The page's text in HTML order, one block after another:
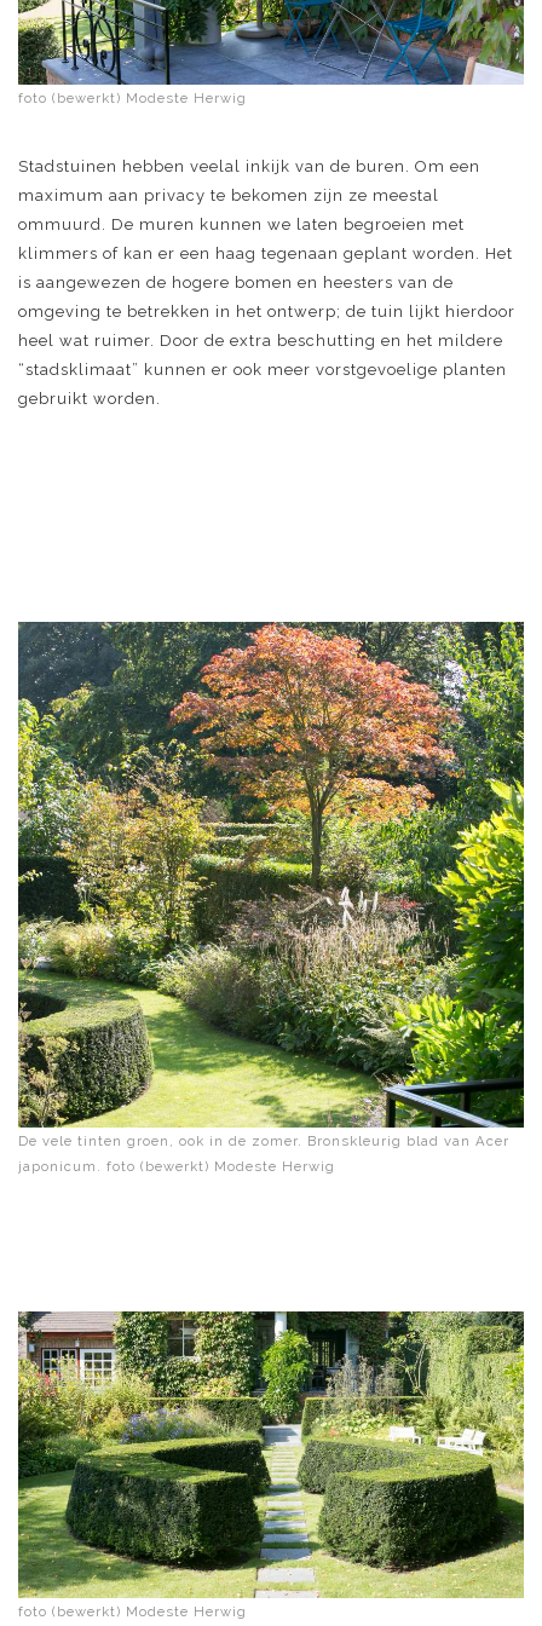
foto (bewerkt) Modeste Herwig
Stadstuinen hebben veelal inkijk van de buren. Om een
maximum aan privacy te bekomen zijn ze meestal
ommuurd. De muren kunnen we laten begroeien met
klimmers of kan er een haag tegenaan geplant worden. Het
is aangewezen de hogere bomen en heesters van de
omgeving te betrekken in het ontwerp; de tuin lijkt hierdoor
heel wat ruimer. Door de extra beschutting en het mildere
“stadsklimaat” kunnen er ook meer vorstgevoelige planten
gebruikt worden.
De vele tinten groen, ook in de zomer. Bronskleurig blad van Acer
japonicum. foto (bewerkt) Modeste Herwig
foto (bewerkt) Modeste Herwig